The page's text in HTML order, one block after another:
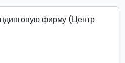
фирму (Центр